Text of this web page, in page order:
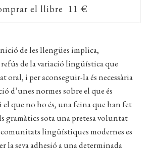
EL MEU COMPTE
CERCAR
WISHLIST
el llibre 11 €
de les llengües implica,
refús de la variació lingüística que
oral, i per aconseguir-la és necessària
d’unes normes sobre el que és
que no ho és, una feina que han fet
gramàtics sota una pretesa voluntat
lingüístiques modernes es
la seva adhesió a una determinada